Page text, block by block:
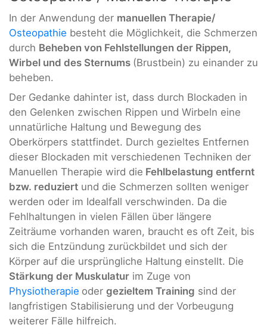
In der Anwendung der manuellen Therapie/
Osteopathie besteht die Möglichkeit, die Schmerzen
durch Beheben von Fehlstellungen der Rippen,
Wirbel und des Sternums (Brustbein) zu einander zu
beheben.
Der Gedanke dahinter ist, dass durch Blockaden in
den Gelenken zwischen Rippen und Wirbeln eine
unnatürliche Haltung und Bewegung des
Oberkörpers stattfindet. Durch gezieltes Entfernen
dieser Blockaden mit verschiedenen Techniken der
Manuellen Therapie wird die Fehlbelastung entfernt
bzw. reduziert und die Schmerzen sollten weniger
werden oder im Idealfall verschwinden. Da die
Fehlhaltungen in vielen Fällen über längere
Zeiträume vorhanden waren, braucht es oft Zeit, bis
sich die Entzündung zurückbildet und sich der
Körper auf die ursprüngliche Haltung einstellt. Die
Stärkung der Muskulatur im Zuge von
Physiotherapie oder gezieltem Training sind der
langfristigen Stabilisierung und der Vorbeugung
weiterer Fälle hilfreich.